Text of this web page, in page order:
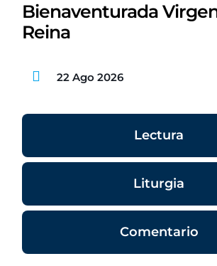
Bienaventurada
Reina
22 Ago 2026
Lectura
Liturgia
Comentario